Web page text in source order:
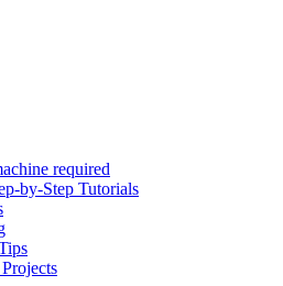
required
by-Step Tutorials